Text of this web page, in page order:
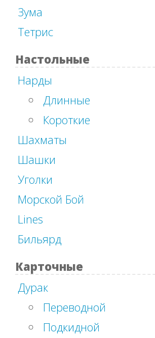
Зума
Тетрис
Настольные
Нарды
Длинные
Короткие
Шахматы
Шашки
Уголки
Морской Бой
Lines
Бильярд
Карточные
Дурак
Переводной
Подкидной